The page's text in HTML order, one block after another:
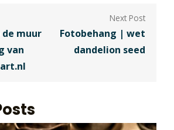
muur
van
Fotobehang | wet
dandelion seed